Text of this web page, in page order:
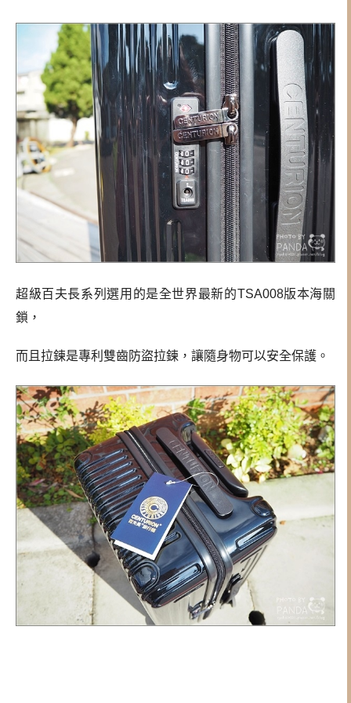
超級百夫長系列選用的是全世界最新的TSA008版本海關
鎖，
而且拉鍊是專利雙齒防盜拉鍊，讓隨身物可以安全保護。